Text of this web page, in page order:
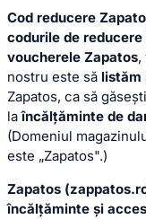
Cod reducere
codurile de
voucherele Zapatos,
nostru este să listăm
Zapatos, ca să
laîncălțăminte de
(Domeniul
este „Zapatos".)
Zapatos
încălțăminte și